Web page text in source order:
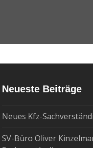
Neueste Beiträge
Neues Kfz-
SV-Büro Oliver